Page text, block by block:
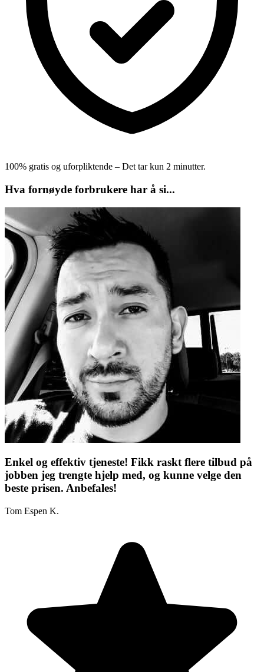
100% gratis og uforpliktende – Det tar kun 2 minutter.
Hva fornøyde forbrukere har å si...
Enkel og effektiv tjeneste! Fikk raskt flere tilbud på
jobben jeg trengte hjelp med, og kunne velge den
beste prisen. Anbefales!
Tom Espen K.